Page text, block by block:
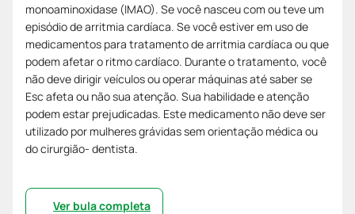
monoaminoxidase (IMAO). Se você nasceu com ou teve um
episódio de arritmia cardíaca. Se você estiver em uso de
medicamentos para tratamento de arritmia cardíaca ou que
podem afetar o ritmo cardíaco. Durante o tratamento, você
não deve dirigir veículos ou operar máquinas até saber se
Esc afeta ou não sua atenção. Sua habilidade e atenção
podem estar prejudicadas. Este medicamento não deve ser
utilizado por mulheres grávidas sem orientação médica ou
do cirurgião- dentista.
Ver bula completa